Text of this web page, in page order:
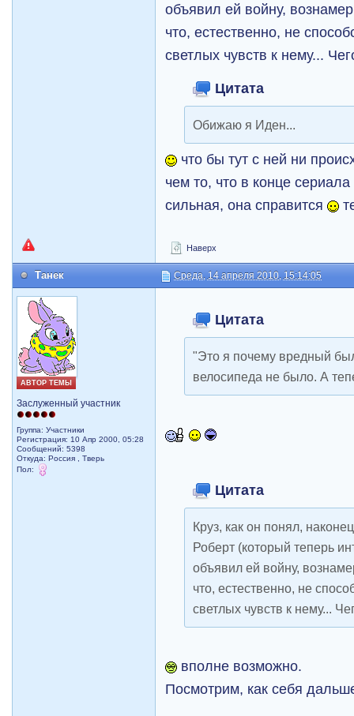
объявил ей войну,
что, естественно, не
светлых чувств к нему...
Цитата
Обижаю я Иден...
что бы тут с ней ни
чем то, что в конце
сильная, она справится
Наверх
Танек Среда, 14 апреля 2010, 15:14:05
АВТОР ТЕМЫ
Заслуженный участник
Группа: Участники
Регистрация: 10 Апр 2000, 05:28
Сообщений: 5398
Откуда: Россия , Тверь
Пол:
Цитата
"Это я почему вредный
велосипеда не было. А
Цитата
Круз, как он понял,
Роберт (который теперь
объявил ей войну,
что, естественно, не
светлых чувств к нему...
вполне возможно.
Посмотрим, как себя